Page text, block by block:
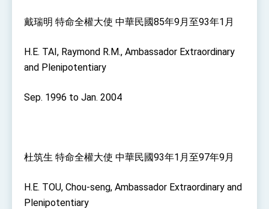
戴瑞明 特命全權大使 中華民國85年9月至93年1月
H.E. TAI, Raymond R.M., Ambassador Extraordinary
and Plenipotentiary
Sep. 1996 to Jan. 2004
杜筑生 特命全權大使 中華民國93年1月至97年9月
H.E. TOU, Chou-seng, Ambassador Extraordinary and
Plenipotentiary